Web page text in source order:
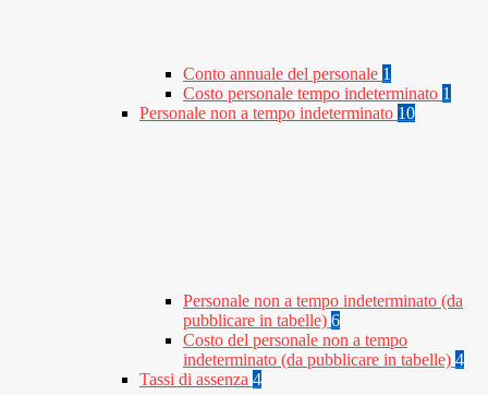
Conto annuale del personale 1
Costo personale tempo indeterminato 1
Personale non a tempo indeterminato 10
Personale non a tempo indeterminato (da
pubblicare in tabelle) 6
Costo del personale non a tempo
indeterminato (da pubblicare in tabelle) 4
Tassi di assenza 4